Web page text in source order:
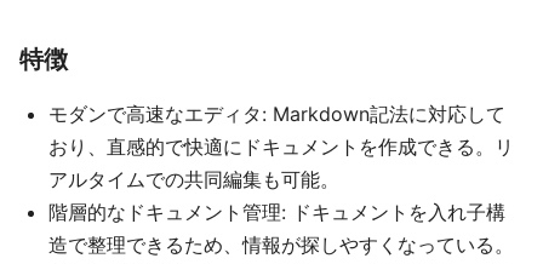
特徴
モダンで高速なエディタ: Markdown記法に対応して
おり、直感的で快適にドキュメントを作成できる。リ
アルタイムでの共同編集も可能。
階層的なドキュメント管理: ドキュメントを入れ子構
造で整理できるため、情報が探しやすくなっている。